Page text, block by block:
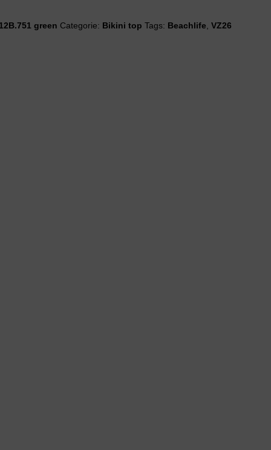
green Categorie: Bikini top Tags: Beachlife ,VZ26